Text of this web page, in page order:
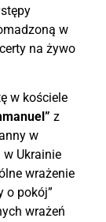
w
na żywo
w kościele
z
w
w Ukrainie
wrażenie
o pokój”
wrażeń